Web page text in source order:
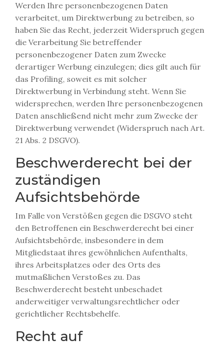
Werden Ihre personenbezogenen Daten
verarbeitet, um Direktwerbung zu betreiben, so
haben Sie das Recht, jederzeit Widerspruch gegen
die Verarbeitung Sie betreffender
personenbezogener Daten zum Zwecke
derartiger Werbung einzulegen; dies gilt auch für
das Profiling, soweit es mit solcher
Direktwerbung in Verbindung steht. Wenn Sie
widersprechen, werden Ihre personenbezogenen
Daten anschließend nicht mehr zum Zwecke der
Direktwerbung verwendet (Widerspruch nach Art.
21 Abs. 2 DSGVO).
Beschwerderecht bei der
zuständigen
Aufsichtsbehörde
Im Falle von Verstößen gegen die DSGVO steht
den Betroffenen ein Beschwerderecht bei einer
Aufsichtsbehörde, insbesondere in dem
Mitgliedstaat ihres gewöhnlichen Aufenthalts,
ihres Arbeitsplatzes oder des Orts des
mutmaßlichen Verstoßes zu. Das
Beschwerderecht besteht unbeschadet
anderweitiger verwaltungsrechtlicher oder
gerichtlicher Rechtsbehelfe.
Recht auf